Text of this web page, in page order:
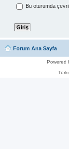
Bu oturumda
Forum Ana Sayfa
Powered